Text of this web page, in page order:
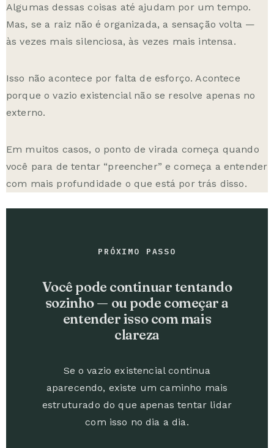
Algumas dessas coisas até ajudam por um tempo.
Mas, se a raiz não é organizada, a sensação volta —
às vezes mais silenciosa, às vezes mais intensa.
Isso não acontece por falta de esforço. Acontece
porque o vazio existencial não se resolve apenas no
externo.
Em muitos casos, o ponto de virada começa quando
você para de tentar “preencher” e começa a entender
com mais profundidade o que está por trás disso.
PRÓXIMO PASSO
Você pode continuar tentando
sozinho — ou pode começar a
entender isso com mais
clareza
Se o vazio existencial continua
aparecendo, existe um caminho mais
estruturado do que apenas tentar lidar
com isso no dia a dia.